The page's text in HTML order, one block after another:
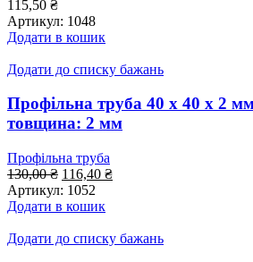
115,50 ₴
Артикул: 1048
Додати в кошик
Додати до списку бажань
Профільна труба 40 x 40 x 2
товщина: 2 мм
Профільна труба
130,00₴ Оригінальна
ціна:
130,00 ₴.
116,40 ₴Поточна
Артикул: 1052
Додати в кошик
Додати до списку бажань